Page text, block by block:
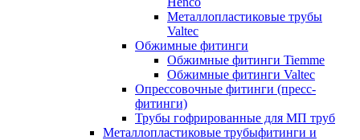
Металлопластиковые трубы
Valtec
Обжимные фитинги
Обжимные фитинги Tiemme
Обжимные фитинги Valtec
Опрессовочные фитинги (пресс-
фитинги)
Трубы гофрированные для МП труб
Металлопластиковые трубыфитинги и